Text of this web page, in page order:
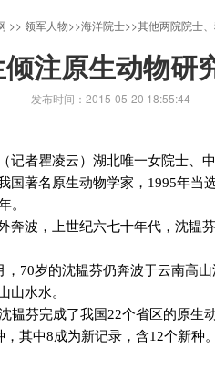
>> 领军人物>>海洋院士>>其他两院院士
注原生动物研
发布时间：2015-05-20 18:55:44
记者瞿凌云）湖北唯一女院士、
国著名原生动物学家， 1995年当
。
奔波，上世纪六七十年代，沈韫
， 70岁的沈韫芬仍奔波于云南高
山水水。
韫芬完成了我国 22个省区的原生
，其中8成为新记录，含12个新种